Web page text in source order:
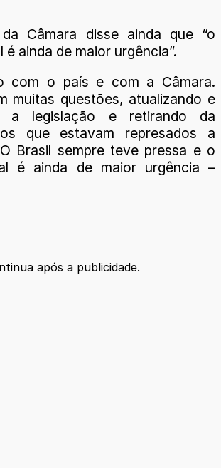
Câmara disse ainda que “o
ainda de maior urgência”.
com o país e com a Câmara.
muitas questões, atualizando e
a legislação e retirando da
que estavam represados a
Brasil sempre teve pressa e o
é ainda de maior urgência –
após a publicidade.